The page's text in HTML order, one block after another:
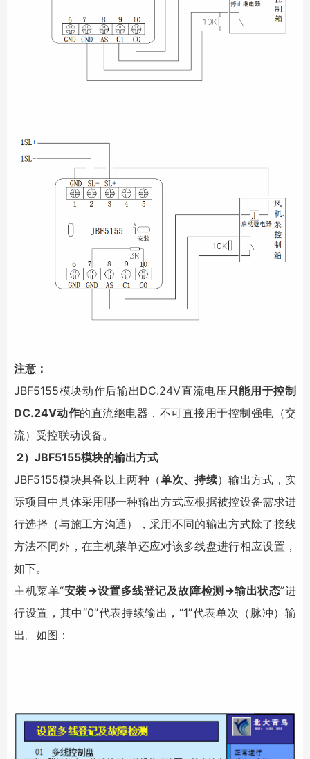
注意：
JBF5155模块动作后输出DC.24V直流电压只能用于控制
DC.24V动作的直流继电器，不可直接用于控制强电（交
流）受控联动设备。
2）JBF5155模块的输出方式
JBF5155模块具备以上两种（单次、持续）输出方式，实
际项目中具体采用哪一种输出方式应根据被控设备需求进
行选择（与施工方沟通），采用不同的输出方式除了接线
方法不同外，在主机菜单还应对该多线盘进行相应设置，
如下。
主机菜单“安装→设置多线登记及故障检测→输出状态”进
行设置，其中“0”代表持续输出，“1”代表单次（脉冲）输
出。如图：